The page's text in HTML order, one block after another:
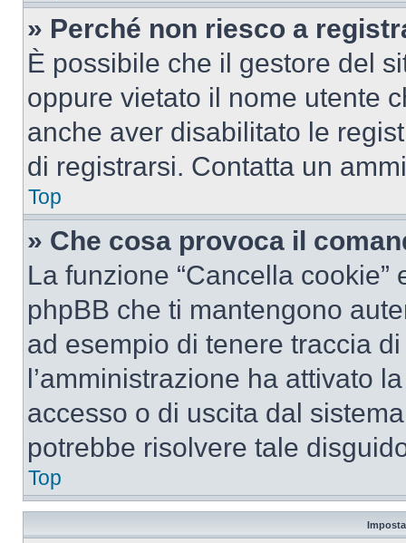
» Perché non riesco a
È possibile che il gestore del
oppure vietato il nome utente
anche aver disabilitato le
di registrarsi. Contatta un
Top
» Che cosa provoca il
La funzione “Cancella
phpBB che ti mantengono
ad esempio di tenere traccia
l’amministrazione ha attivato
accesso o di uscita dal
potrebbe risolvere tale
Top